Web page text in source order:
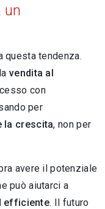
un
questa tendenza.
vendita al
con
per
la crescita, non per
avere il potenziale
può aiutarci a
efficiente. Il futuro